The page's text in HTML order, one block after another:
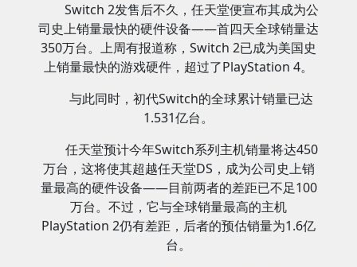
Switch 2发售后不久，任天堂便宣布其成为公
司史上销量最快的硬件设备——首四天全球销量达
350万台。上周有报道称，Switch 2已成为美国史
上销量最快的游戏硬件，超过了PlayStation 4。
与此同时，初代Switch的全球累计销量已达
1.531亿台。
任天堂预计今年Switch系列主机销量将达450
万台，这将使其超越任天堂DS，成为公司史上销
量最高的硬件设备——目前两者的差距已不足100
万台。不过，它与全球销量最高的主机
PlayStation 2仍有差距，后者的预估销量为1.6亿
台。